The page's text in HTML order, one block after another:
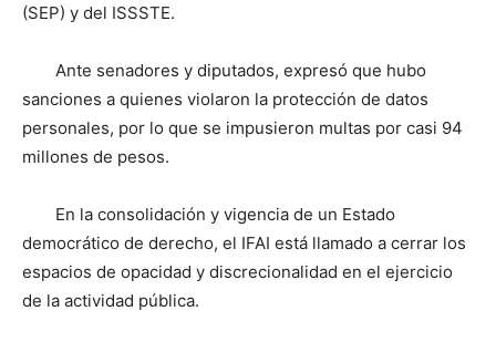
(SEP) y del ISSSTE.
Ante senadores y diputados, expresó que hubo
sanciones a quienes violaron la protección de datos
personales, por lo que se impusieron multas por casi 94
millones de pesos.
En la consolidación y vigencia de un Estado
democrático de derecho, el IFAI está llamado a cerrar los
espacios de opacidad y discrecionalidad en el ejercicio
de la actividad pública.